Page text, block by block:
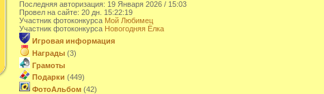
Последняя авторизация: 19 Января 2026 / 15:03
Провел на сайте: 20 дн. 15:22:19
Участник фотоконкурса Мой Любимец
Участник фотоконкурса Новогодняя Ёлка
Игровая информация
Награды (3)
Грамоты
Подарки (449)
ФотоАльбом (42)